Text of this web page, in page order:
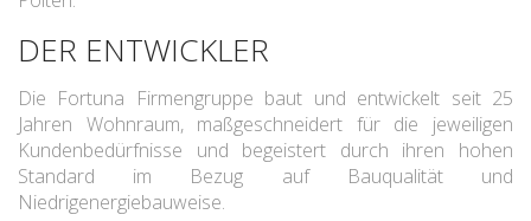
DER ENTWICKLER
Die Fortuna Firmengruppe baut und entwickelt seit 25
Jahren Wohnraum, maßgeschneidert für die jeweiligen
Kundenbedürfnisse und begeistert durch ihren hohen
Standard im Bezug auf Bauqualität und
Niedrigenergiebauweise.